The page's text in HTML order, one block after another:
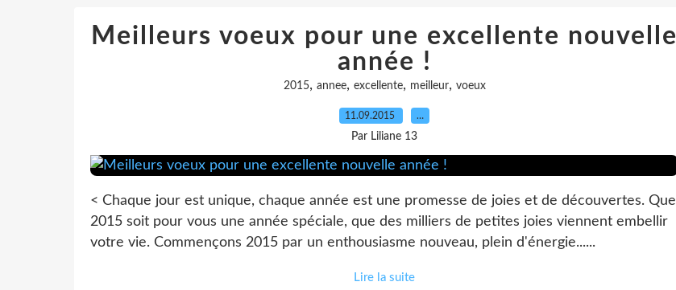
Meilleurs voeux pour une excellente nouvelle
année !
2015, annee, excellente, meilleur, voeux
11.09.2015 …
Par Liliane 13
< Chaque jour est unique, chaque année est une promesse de joies et de découvertes. Que
2015 soit pour vous une année spéciale, que des milliers de petites joies viennent embellir
votre vie. Commençons 2015 par un enthousiasme nouveau, plein d'énergie......
Lire la suite